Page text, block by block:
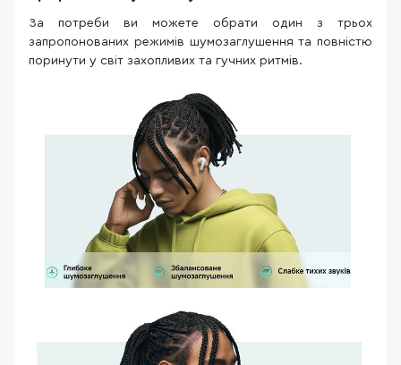
За потреби ви можете обрати один з трьох
запропонованих режимів шумозаглушення та повністю
поринути у світ захопливих та гучних ритмів.